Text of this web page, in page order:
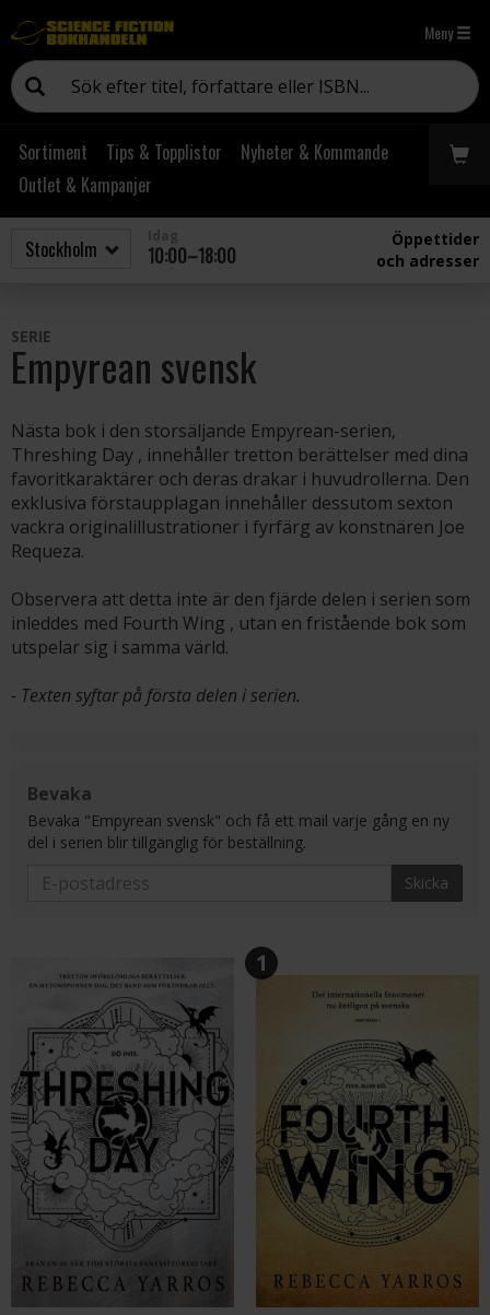
Meny
Sortiment Tips & Topplistor
Nyheter & Kommande
Outlet & Kampanjer
10:00–18:00
Öppettider
och adresser
SERIE
Empyrean svensk
Nästa bok i den storsäljande Empyrean-serien,
Threshing Day , innehåller tretton berättelser med dina
favoritkaraktärer och deras drakar i huvudrollerna. Den
exklusiva förstaupplagan innehåller dessutom sexton
vackra originalillustrationer i fyrfärg av konstnären Joe
Requeza.
Observera att detta inte är den fjärde delen i serien som
inleddes med Fourth Wing , utan en fristående bok som
utspelar sig i samma värld.
- Texten syftar på första delen i serien.
Bevaka
Bevaka "Empyrean svensk" och få ett mail varje gång en ny
del i serien blir tillgänglig för beställning.
Skicka
1